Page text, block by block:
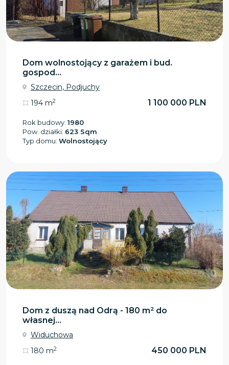
Dom wolnostojący z garażem i bud.
gospod...
Szczecin, Podjuchy
194 m2 1 100 000 PLN
Rok budowy: 1980
Pow. działki: 623 Sqm
Typ domu: Wolnostojący
Dom z duszą nad Odrą - 180 m² do
własnej...
Widuchowa
180 m2 450 000 PLN